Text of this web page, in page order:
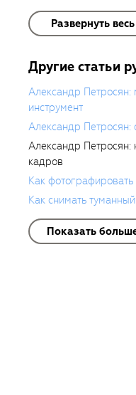
сквозь
и
Развернуть
Другие статьи
Александр Петросян:
инструмент
Александр Петросян:
Александр Петросян:
кадров
Как
Как снимать
Показать